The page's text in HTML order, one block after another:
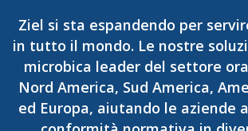
Ziel si sta espandendo per
in tutto il mondo. Le nostre
microbica leader del settore
Nord America, Sud America,
ed Europa, aiutando le aziende